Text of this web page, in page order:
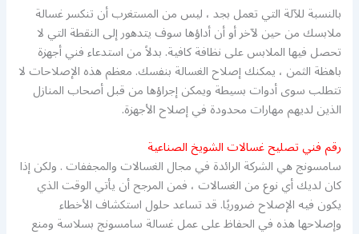
بالنسبة للآلة التي تعمل بجد ، ليس من المستغرب أن تنكسر غسالة
ملابسك من حين لآخر أو أن أداؤها سوف يتدهور إلى النقطة التي لا
تحصل فيها الملابس على نظافة كافية. بدلاً من استدعاء فني أجهزة
باهظة الثمن ، يمكنك إصلاح الغسالة بنفسك. معظم هذه الإصلاحات لا
تتطلب سوى أدوات بسيطة ويمكن إجراؤها من قبل أصحاب المنازل
الذين لديهم مهارات محدودة في إصلاح الأجهزة.
رقم فني تصليح غسالات الشويخ الصناعية
سامسونج هي الشركة الرائدة في مجال الغسالات والمجففات . ولكن إذا
كان لديك أي نوع من الغسالات ، فمن المرجح أن يأتي الوقت الذي
يكون فيه الإصلاح ضروريًا. قد تساعد حلول استكشاف الأخطاء
وإصلاحها هذه في الحفاظ على عمل غسالة سامسونج بسلاسة ومنع